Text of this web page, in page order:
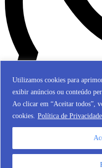
Utilizamos cookies para
exibir anúncios ou conteúdo
Ao clicar em “Aceitar todos”,
cookies. Política de Privacidade
© 2024 Fundação Nossa
os direitos reservados.